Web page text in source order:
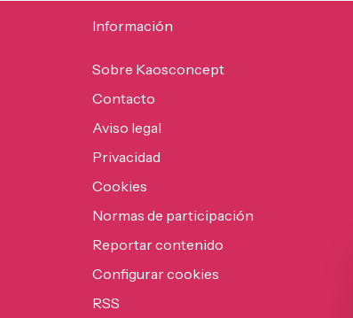
Información
Sobre Kaosconcept
Contacto
Aviso legal
Privacidad
Cookies
Normas de participación
Reportar contenido
Configurar cookies
RSS